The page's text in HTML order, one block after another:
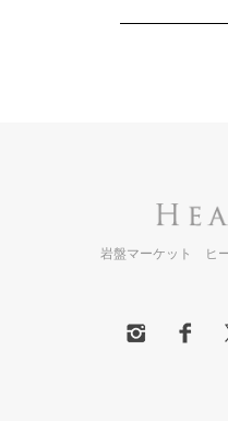
岩盤マーケット ヒ